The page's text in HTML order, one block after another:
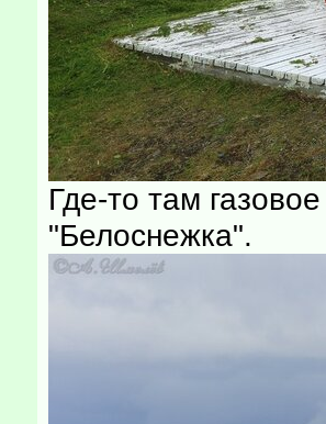
Где-то там
"Белоснежка".